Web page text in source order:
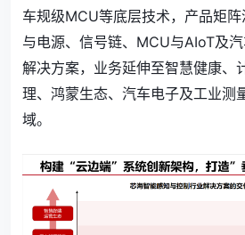
车规级MCU等底层技术，产品矩
与电源、信号链、MCU与AIoT及
解决方案，业务延伸至智慧健康、
理、鸿蒙生态、汽车电子及工业测
域。